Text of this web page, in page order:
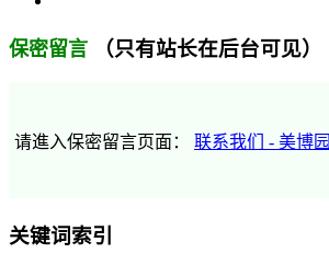
保密留言 （只有站长在后台可见）
请進入保密留言页面： 联系我们 - 美博园
关键词索引